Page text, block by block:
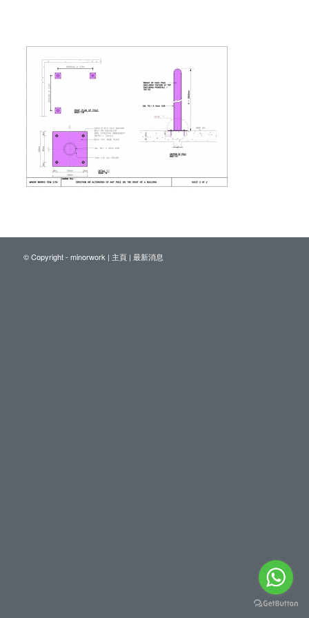
© Copyright - minorwork | 主頁| 最新消息